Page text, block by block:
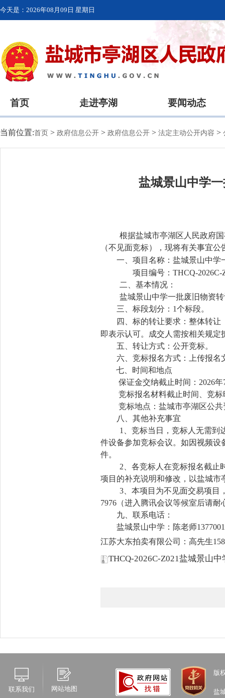
今天是： 2026年08月09日 星期日
首页 走进亭湖 要闻动态
当前位置:首页 > 政府信息公开 > 政府信息公开 > 法定主动公开内容 >
盐城景山中学
根据盐城市亭湖区人民政府
（不见面竞标），现将有关事宜公
一、 项目名称：盐城景山中学
项目编号：THCQ-2026C-
二、基本情况：
盐城景山中学一批废旧物资
三、标段划分：1个标段。
四、标的转让要求：整体转
即表示认可。成交人需按相关规定
五、转让方式：公开竞标。
六、竞标报名方式：上传报名
七、时间和地点
保证金交纳截止时间：2026年
竞标报名材料截止时间、竞标
竞标地点：盐城市亭湖区公
八、其他补充事宜
1
、竞标当日，竞标人无需
件设备参加竞标会议。如因视频
件。
2 、各竞标人在竞标报名截
项目的补充说明和修改，以盐城
3 、本项目为不见面交易项目
7976（进入腾讯会议等候室后请
九、联系电话：
盐城景山中学：陈老师
江苏大东拍卖有限公司：高先生
THCQ-2026C-Z021盐城景山
联系我们 网站地图
版
盐